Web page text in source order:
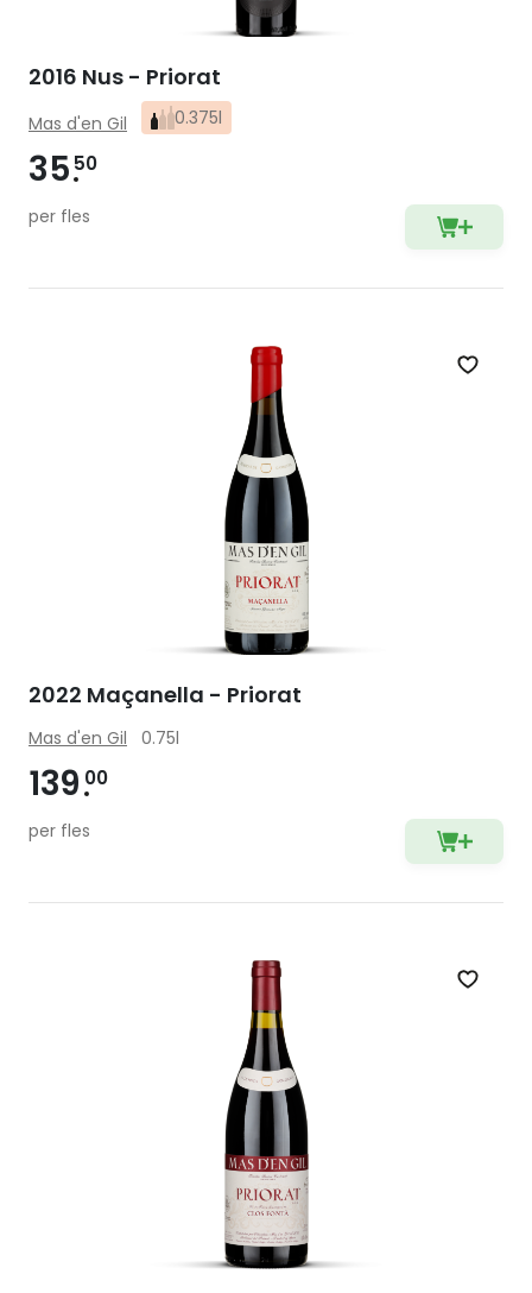
2016 Nus - Priorat
Mas d'en Gil 0.375l
35 50
per fles
Zet
2022 Maçanella - Priorat
Mas d'en Gil 0.75l
139 00
per fles
Zet